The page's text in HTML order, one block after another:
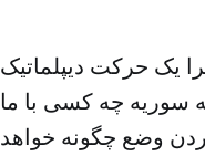
یک حرکت دیپلماتیک
سوریه چه کسی با ما
وضع چگونه خواهد